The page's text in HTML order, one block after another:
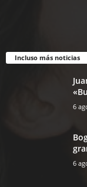
Incluso más noticias
6
6